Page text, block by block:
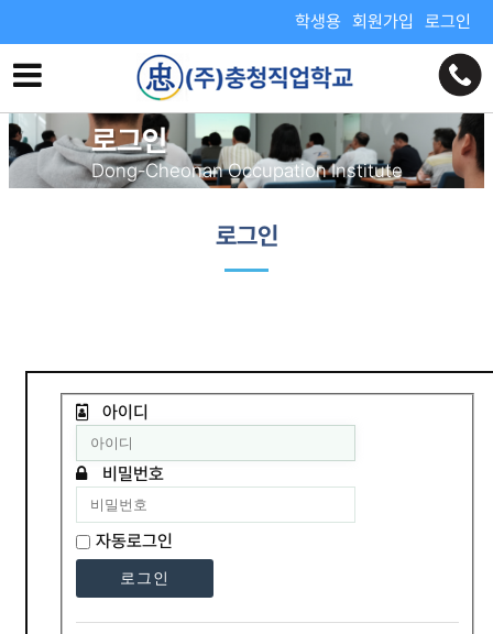
학생용 회원가입 로그인
로그인
Dong-Cheonan Occupation Institute
로그인
아이디
비밀번호
자동로그인